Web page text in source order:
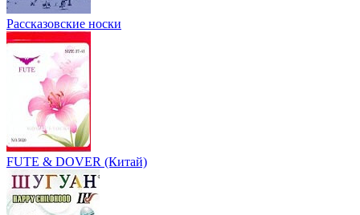
Рассказовские носки
FUTE & DOVER (Китай)